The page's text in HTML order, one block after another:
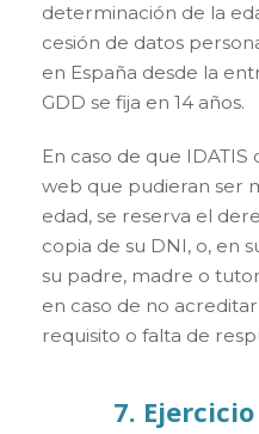
determinación de la
cesión de datos
en España desde la
GDD se fija en 14 años.
En caso de que
web que pudieran ser
edad, se reserva el
copia de su DNI, o, en
su padre, madre o
en caso de no
requisito o falta de
7.